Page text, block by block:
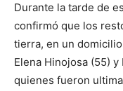
Durante la tarde de
confirmó que los
tierra, en un
Elena Hinojosa (55)
quienes fueron